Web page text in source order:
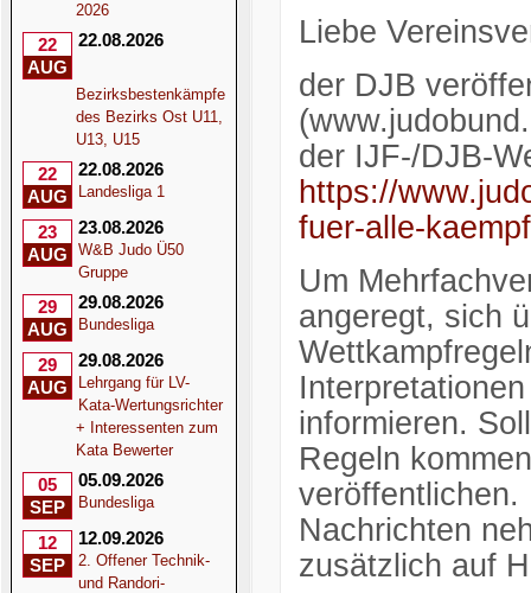
2026
22
AUG
22.08.2026
Bezirksbestenkämpfe
des Bezirks Ost U11,
U13, U15
22
AUG
22.08.2026
Landesliga 1
23
AUG
23.08.2026
W&B Judo Ü50
Gruppe
29
AUG
29.08.2026
Bundesliga
29
AUG
29.08.2026
Lehrgang für LV-
Kata-Wertungsrichter
+ Interessenten zum
Kata Bewerter
05
SEP
05.09.2026
Bundesliga
12
SEP
12.09.2026
2. Offener Technik-
und Randori-
Liebe
der DJB
der IJF-/DJB-
https://
fuer-alle-
Um
angeregt, sich
informieren.
Regeln
veröffentlichen.
Nachrichten
zusätzlich auf